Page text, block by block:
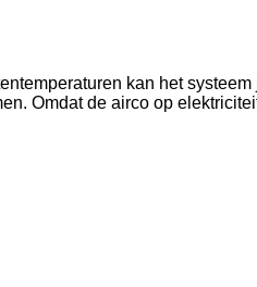
kan het
Omdat de airco op